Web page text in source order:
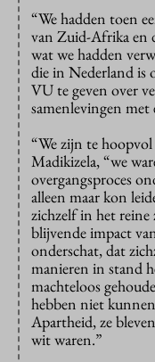
“We hadden toen
van Zuid-Afrika en
wat we hadden
die in Nederland is
VU te geven over
samenlevingen met
“We zijn te
Madikizela, “we
overgangsproces
alleen maar kon
zichzelf in het reine
blijvende impact
onderschat, dat
manieren in stand
machteloos
hebben niet
Apartheid, ze
wit waren.”